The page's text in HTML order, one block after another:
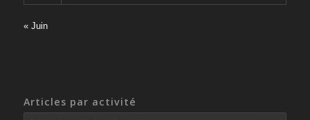
« Juin
Articles par activité